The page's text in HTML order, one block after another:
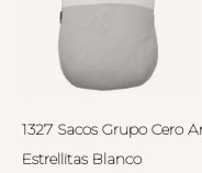
1327 Sacos Grupo Cero
Estrellitas Blanco